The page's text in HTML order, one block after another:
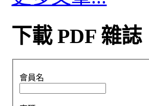
下載 PDF 雜誌
會員名